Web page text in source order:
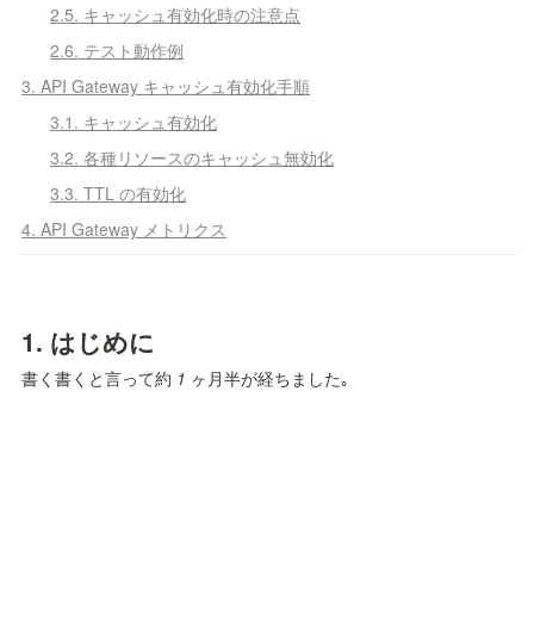
2.5. キャッシュ有効化時の注意点
2.6. テスト動作例
3. API Gateway キャッシュ有効化手順
3.1. キャッシュ有効化
3.2. 各種リソースのキャッシュ無効化
3.3. TTL の有効化
4. API Gateway メトリクス
1. はじめに
書く書くと言って約 1 ヶ月半が経ちました｡